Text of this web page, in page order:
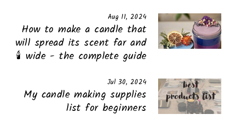
Aug 11, 2024
How to make a candle that
will spread its scent far and
wide - the complete guide 🕯️
Jul 30, 2024
My candle making supplies
list for beginners